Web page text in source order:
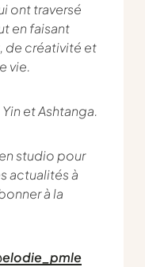
ont traversé
en faisant
de créativité et
vie.
et Ashtanga.
studio pour
actualités à
à la